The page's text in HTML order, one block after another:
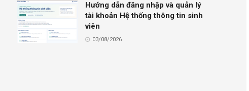
Hướng dẫn đăng nhập và quản lý
tài khoản Hệ thống thông tin sinh
viên
03/08/2026